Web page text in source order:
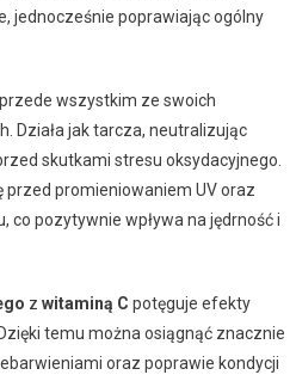
jednocześnie poprawiając ogólny
wszystkim ze swoich
Działa jak tarcza, neutralizując
skutkami stresu oksydacyjnego.
promieniowaniem UV oraz
co pozytywnie wpływa na jędrność i
z witaminą C potęguje efekty
temu można osiągnąć znacznie
oraz poprawie kondycji